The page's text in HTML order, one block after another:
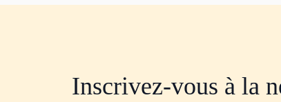
Inscrivez-vous à la